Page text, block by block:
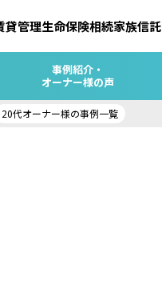
貸管理生命保険相続家族信託
事例紹介・
オーナー様の声
20代オーナー様の事例一覧